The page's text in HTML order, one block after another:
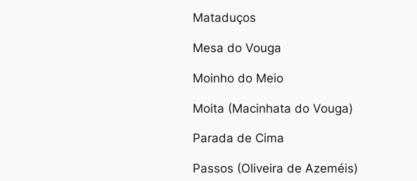
Mataduços
Mesa do Vouga
Moinho do Meio
Moita (Macinhata do Vouga)
Parada de Cima
Passos (Oliveira de Azeméis)